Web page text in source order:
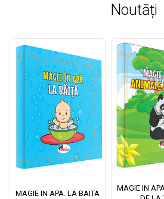
Noutāți
MAGIE IN APA. LA BAITA
MAGIE IN